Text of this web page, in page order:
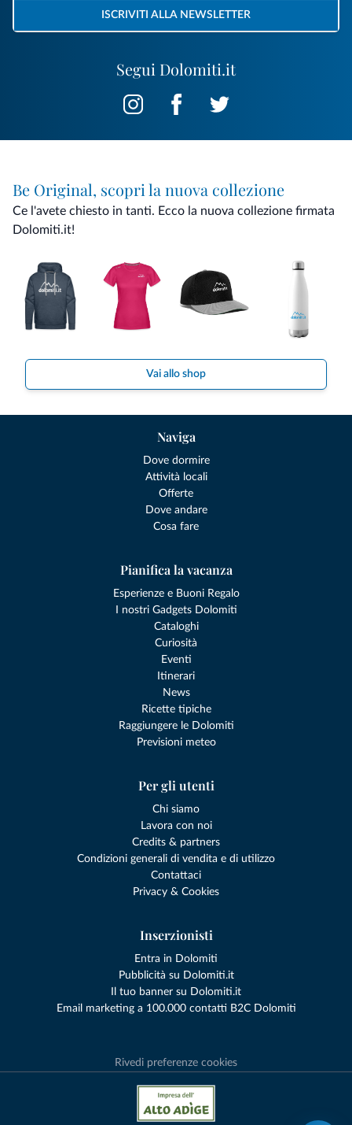
Segui Dolomiti.it
ISCRIVITI ALLA NEWSLETTER
Be Original, scopri la nuova collezione
Ce l'avete chiesto in tanti. Ecco la nuova collezione firmata
Dolomiti.it!
Vai allo shop
Naviga
Dove dormire
Attività locali
Offerte
Dove andare
Cosa fare
Pianifica la vacanza
Esperienze e Buoni Regalo
I nostri Gadgets Dolomiti
Cataloghi
Curiosità
Eventi
Itinerari
News
Ricette tipiche
Raggiungere le Dolomiti
Previsioni meteo
Per gli utenti
Chi siamo
Lavora con noi
Credits & partners
Condizioni generali di vendita e di utilizzo
Contattaci
Privacy & Cookies
Inserzionisti
Entra in Dolomiti
Pubblicità su Dolomiti.it
Il tuo banner su Dolomiti.it
Email marketing a 100.000 contatti B2C Dolomiti
Rivedi preferenze cookies